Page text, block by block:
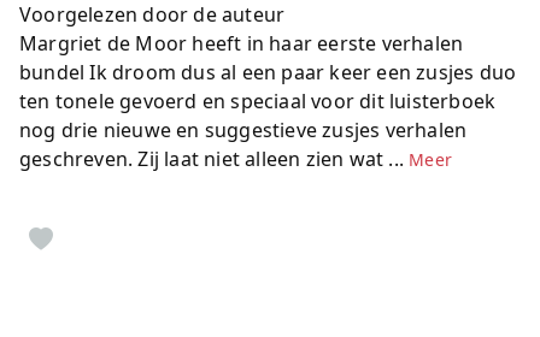
Voorgelezen door de auteur
Margriet de Moor heeft in haar eerste verhalen
bundel Ik droom dus al een paar keer een zusjes duo
ten tonele gevoerd en speciaal voor dit luisterboek
nog drie nieuwe en suggestieve zusjes verhalen
geschreven. Zij laat niet alleen zien wat ... Meer